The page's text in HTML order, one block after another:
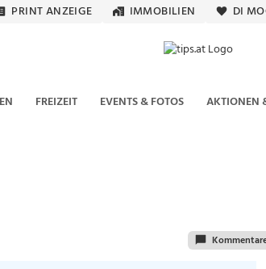
PRINT ANZEIGE IMMOBILIEN DI
FREIZEIT EVENTS & FOTOS AKTIONEN